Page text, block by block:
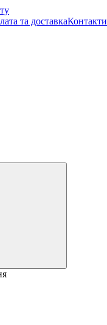
та доставкаКонтакти